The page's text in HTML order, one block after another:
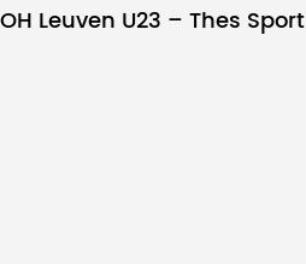
OH Leuven U23 – Thes Sport